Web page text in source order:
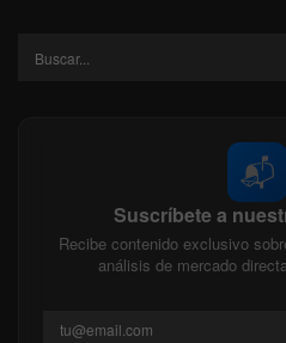
📬
Suscríbete a
Recibe contenido exclusivo
análisis de mercado